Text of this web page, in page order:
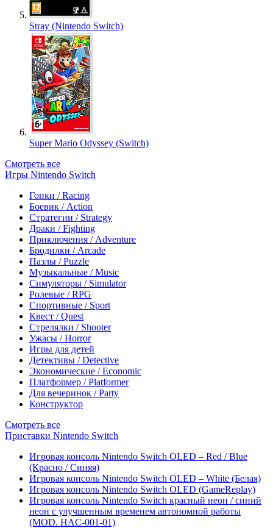
Stray (Nintendo Switch)
Super Mario Odyssey (Switch)
Смотреть все
Игры Nintendo Switch
Гонки / Racing
Боевик / Action
Стратегии / Strategy
Драки / Fighting
Приключения / Adventure
Бродилки / Arcade
Пазлы / Puzzle
Музыкальные / Music
Симуляторы / Simulator
Ролевые / RPG
Спортивные / Sport
Квест / Quest
Стрелялки / Shooter
Ужасы / Horror
Игры для детей
Детективы / Detective
Экономические / Economic
Платформер / Platformer
Для вечеринок / Party
Конструктор
Смотреть все
Приставки Nintendo Switch
Игровая консоль Nintendo Switch OLED – Red / Blue
(Красно / Синяя)
Игровая консоль Nintendo Switch OLED – White (Белая)
Игровая консоль Nintendo Switch OLED (GameReplay)
Игровая консоль Nintendo Switch красный неон / синий
неон с улучшенным временем автономной работы
(MOD. HAC-001-01)